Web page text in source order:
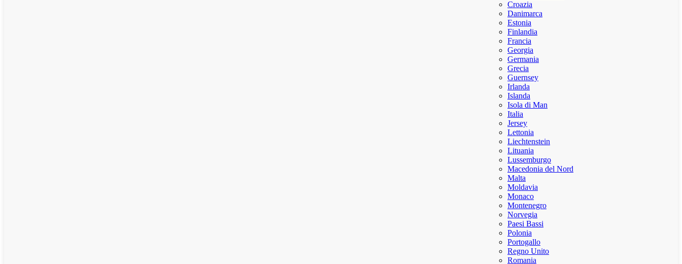
Croazia
Danimarca
Estonia
Finlandia
Francia
Georgia
Germania
Grecia
Guernsey
Irlanda
Islanda
Isola di Man
Italia
Jersey
Lettonia
Liechtenstein
Lituania
Lussemburgo
Macedonia del Nord
Malta
Moldavia
Monaco
Montenegro
Norvegia
Paesi Bassi
Polonia
Portogallo
Regno Unito
Romania